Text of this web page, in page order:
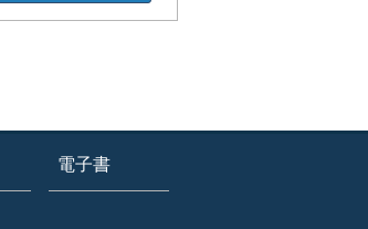
電子書